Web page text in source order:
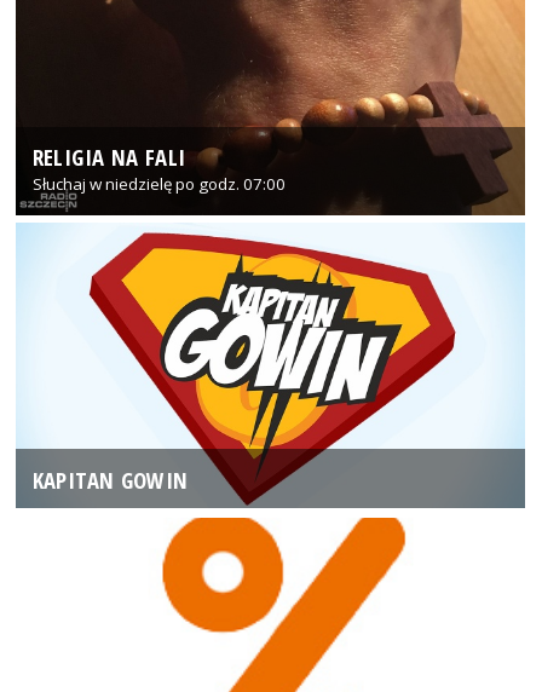
RELIGIA NA FALI
Słuchaj w niedzielę po godz. 07:00
KAPITAN GOWIN